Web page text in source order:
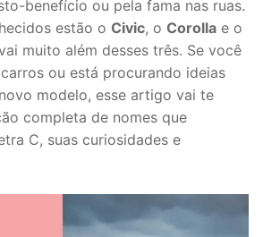
benefício ou pela fama nas ruas.
estão o Civic, o Corolla e o
muito além desses três. Se você
ou está procurando ideias
modelo, esse artigo vai te
completa de nomes que
C, suas curiosidades e